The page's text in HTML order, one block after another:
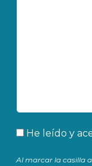
Aceptación
He leído y
Al marcar la casilla